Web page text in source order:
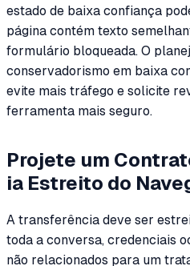
estado de baixa confiança
página contém texto
formulário bloqueada. O
conservadorismo em baixa
evite mais tráfego e solicite
ferramenta mais seguro.
Projete um
ia Estreito do
A transferência deve ser
toda a conversa, credenciais
não relacionados para um